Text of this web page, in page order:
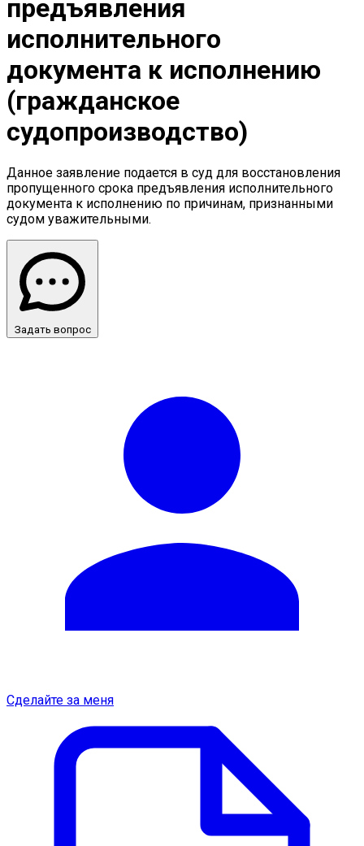
предъявления
исполнительного
документа к исполнению
(гражданское
судопроизводство)
Данное заявление подается в суд для восстановления
пропущенного срока предъявления исполнительного
документа к исполнению по причинам, признанными
судом уважительными.
Задать вопрос
Сделайте за меня